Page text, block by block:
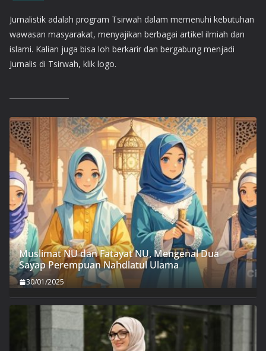
Jurnalistik adalah program Tsirwah dalam memenuhi kebutuhan
wawasan masyarakat, menyajikan berbagai artikel ilmiah dan
islami. Kalian juga bisa loh berkarir dan bergabung menjadi
Jurnalis di Tsirwah, klik logo.
Muslimat NU dan Fatayat NU, Mengenal Dua
Sayap Perempuan Nahdlatul Ulama
30/01/2025